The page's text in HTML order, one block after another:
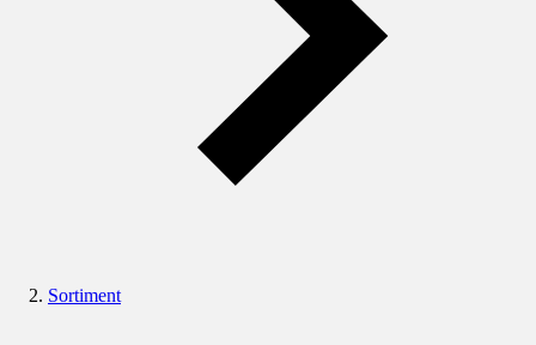
Sortiment